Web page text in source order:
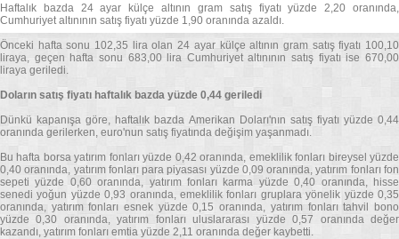
Haftalık bazda 24 ayar külçe altının gram satış fiyatı yüzde 2,20 oranında,
Cumhuriyet altınının satış fiyatı yüzde 1,90 oranında azaldı.
Önceki hafta sonu 102,35 lira olan 24 ayar külçe altının gram satış fiyatı 100,10
liraya, geçen hafta sonu 683,00 lira Cumhuriyet altınının satış fiyatı ise 670,00
liraya geriledi.
Doların satış fiyatı haftalık bazda yüzde 0,44 geriledi
Dünkü kapanışa göre, haftalık bazda Amerikan Doları'nın satış fiyatı yüzde 0,44
oranında gerilerken, euro'nun satış fiyatında değişim yaşanmadı.
Bu hafta borsa yatırım fonları yüzde 0,42 oranında, emeklilik fonları bireysel yüzde
0,40 oranında, yatırım fonları para piyasası yüzde 0,09 oranında, yatırım fonları fon
sepeti yüzde 0,60 oranında, yatırım fonları karma yüzde 0,40 oranında, hisse
senedi yoğun yüzde 0,93 oranında, emeklilik fonları gruplara yönelik yüzde 0,35
oranında, yatırım fonları esnek yüzde 0,15 oranında, yatırım fonları tahvil bono
yüzde 0,30 oranında, yatırım fonları uluslararası yüzde 0,57 oranında değer
kazandı, yatırım fonları emtia yüzde 2,11 oranında değer kaybetti.